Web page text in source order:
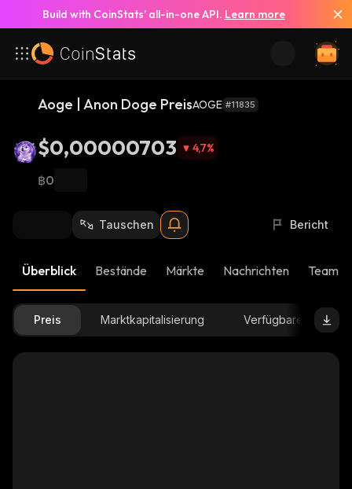
Build with CoinStats’ all-in-one API. Learn more
Aoge | Anon Doge PreisAOGE #11835
$0,00000703 4,7%
฿0
Tauschen Bericht
Überblick Bestände Märkte Nachrichten Team-
Preis Marktkapitalisierung Verfügbare Menge